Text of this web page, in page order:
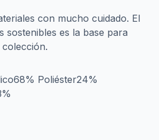
con mucho cuidado. El
sostenibles es la base para
Poliéster24%